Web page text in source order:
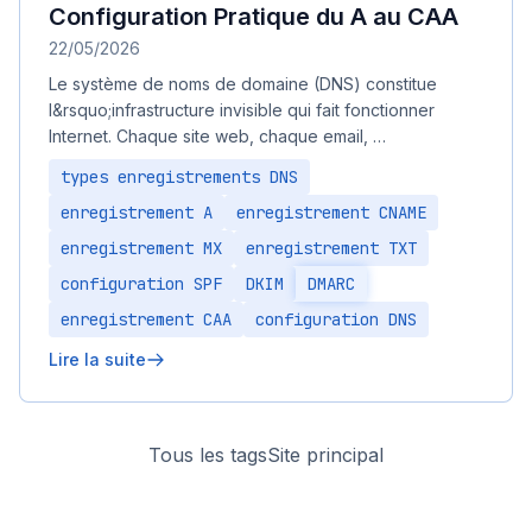
Configuration Pratique du A au CAA
22/05/2026
Le système de noms de domaine (DNS) constitue
l&rsquo;infrastructure invisible qui fait fonctionner
Internet. Chaque site web, chaque email, …
types enregistrements DNS
enregistrement A
enregistrement CNAME
enregistrement MX
enregistrement TXT
configuration SPF
DKIM
DMARC
enregistrement CAA
configuration DNS
Lire la suite
Tous les tagsSite principal